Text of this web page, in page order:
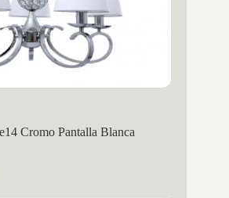
Cromo Pantalla Blanca